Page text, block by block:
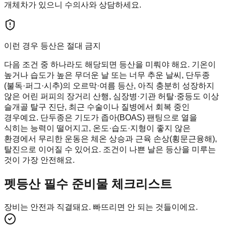
개체차가 있으니 수의사와 상담하세요.
이런 경우 등산은 절대 금지
다음 조건 중 하나라도 해당되면 등산을 미뤄야 해요. 기온이
높거나 습도가 높은 무더운 날 또는 너무 추운 날씨, 단두종
(불독·퍼그·시추)의 오르막·여름 등산, 아직 충분히 성장하지
않은 어린 퍼피의 장거리 산행, 심장병·기관 허탈·중등도 이상
슬개골 탈구 진단, 최근 수술이나 질병에서 회복 중인
경우예요. 단두종은 기도가 좁아(BOAS) 팬팅으로 열을
식히는 능력이 떨어지고, 온도·습도·지형이 좋지 않은
환경에서 무리한 운동은 체온 상승과 근육 손상(횡문근융해),
탈진으로 이어질 수 있어요. 조건이 나쁜 날은 등산을 미루는
것이 가장 안전해요.
펫등산 필수 준비물 체크리스트
장비는 안전과 직결돼요. 빠뜨리면 안 되는 것들이에요.